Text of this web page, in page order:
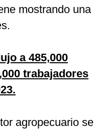
mostrando una
a 485,000
trabajadores
agropecuario se